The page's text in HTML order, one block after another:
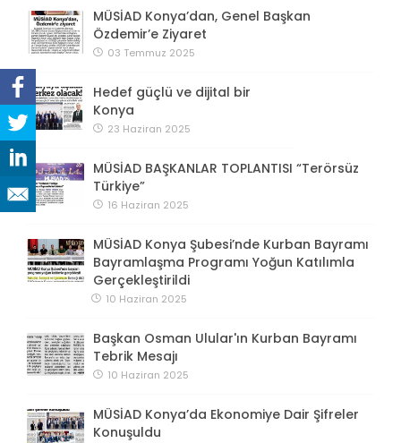
MÜSİAD Konya’dan, Genel Başkan
Özdemir’e Ziyaret
03 Temmuz 2025
Hedef güçlü ve dijital bir
Konya
23 Haziran 2025
MÜSİAD BAŞKANLAR TOPLANTISI “Terörsüz
Türkiye”
16 Haziran 2025
MÜSİAD Konya Şubesi’nde Kurban Bayramı
Bayramlaşma Programı Yoğun Katılımla
Gerçekleştirildi
10 Haziran 2025
Başkan Osman Ulular'ın Kurban Bayramı
Tebrik Mesajı
10 Haziran 2025
MÜSİAD Konya’da Ekonomiye Dair Şifreler
Konuşuldu